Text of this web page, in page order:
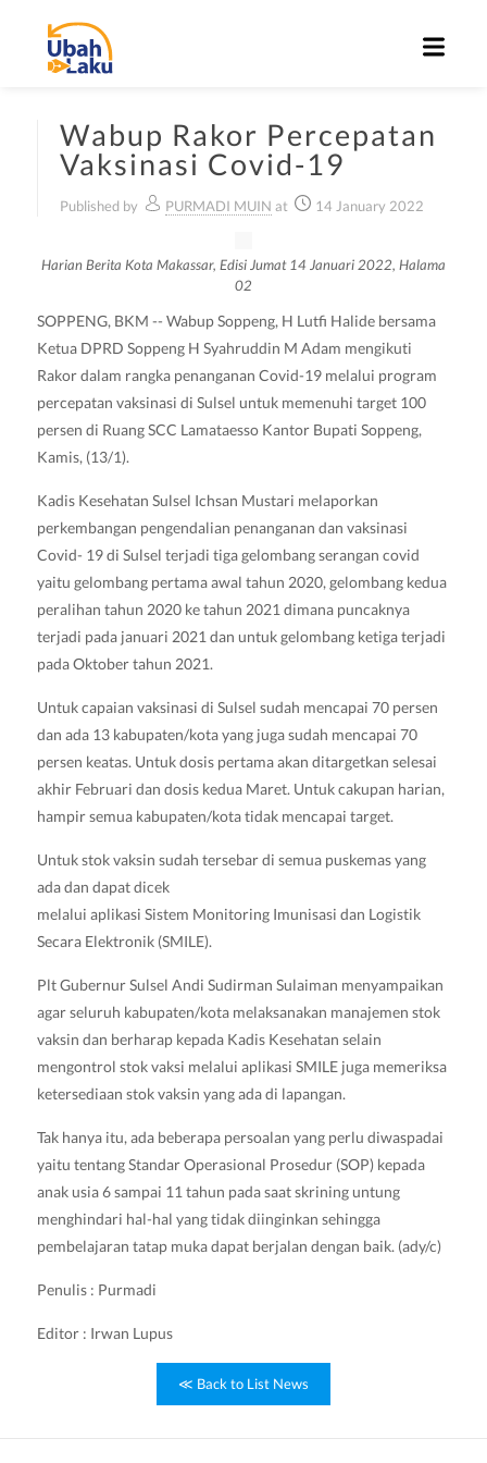
Wabup Rakor Percepatan
Vaksinasi Covid-19
Published by PURMADI MUIN at 14 January 2022
Harian Berita Kota Makassar, Edisi Jumat 14 Januari 2022, Halama
02
SOPPENG, BKM -- Wabup Soppeng, H Lutfi Halide bersama
Ketua DPRD Soppeng H Syahruddin M Adam mengikuti
Rakor dalam rangka penanganan Covid-19 melalui program
percepatan vaksinasi di Sulsel untuk memenuhi target 100
persen di Ruang SCC Lamataesso Kantor Bupati Soppeng,
Kamis, (13/1).
Kadis Kesehatan Sulsel Ichsan Mustari melaporkan
perkembangan pengendalian penanganan dan vaksinasi
Covid- 19 di Sulsel terjadi tiga gelombang serangan covid
yaitu gelombang pertama awal tahun 2020, gelombang kedua
peralihan tahun 2020 ke tahun 2021 dimana puncaknya
terjadi pada januari 2021 dan untuk gelombang ketiga terjadi
pada Oktober tahun 2021.
Untuk capaian vaksinasi di Sulsel sudah mencapai 70 persen
dan ada 13 kabupaten/kota yang juga sudah mencapai 70
persen keatas. Untuk dosis pertama akan ditargetkan selesai
akhir Februari dan dosis kedua Maret. Untuk cakupan harian,
hampir semua kabupaten/kota tidak mencapai target.
Untuk stok vaksin sudah tersebar di semua puskemas yang
ada dan dapat dicek
melalui aplikasi Sistem Monitoring Imunisasi dan Logistik
Secara Elektronik (SMILE).
Plt Gubernur Sulsel Andi Sudirman Sulaiman menyampaikan
agar seluruh kabupaten/kota melaksanakan manajemen stok
vaksin dan berharap kepada Kadis Kesehatan selain
mengontrol stok vaksi melalui aplikasi SMILE juga memeriksa
ketersediaan stok vaksin yang ada di lapangan.
Tak hanya itu, ada beberapa persoalan yang perlu diwaspadai
yaitu tentang Standar Operasional Prosedur (SOP) kepada
anak usia 6 sampai 11 tahun pada saat skrining untung
menghindari hal-hal yang tidak diinginkan sehingga
pembelajaran tatap muka dapat berjalan dengan baik. (ady/c)
Penulis : Purmadi
Editor : Irwan Lupus
≪ Back to List News